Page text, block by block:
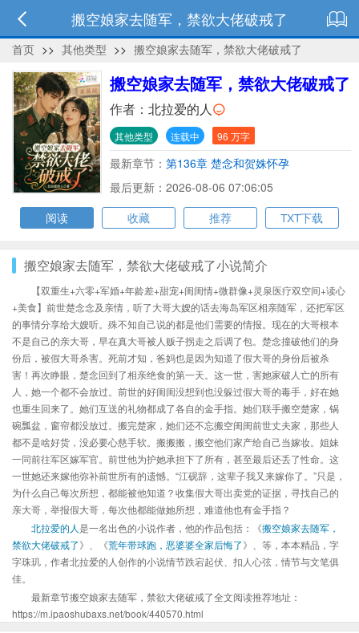
搬空娘家去随军，禁欲大佬破戒了
首页 >> 其他类型 >> 搬空娘家去随军，禁欲大佬破戒了
搬空娘家去随军，禁欲大佬破戒了
作者： 北拉爱的人
其他类型 连载中 96 万字
最新章节： 第136章 楚念和贺姝怀孕
最后更新：2026-08-06 07:06:05
阅读
收藏 推荐 TXT下载
搬空娘家去随军，禁欲大佬破戒了小说简介
【双重生+六零+军婚+年龄差+甜宠+闺闺情+微群像+灵泉医疗双空间+读心
+美食】前世楚念念及亲情，听了大哥大嫂的话去海岛军区相亲随军，还把军区
的事情分享给大嫂听。殊不知自己说的都是他们需要的情报。现在的大哥根本
不是自己的亲大哥，早在真大哥被人贩子拐走之后调了包。楚念撞破他们的身
份后，被假大哥杀害。死前才知，爸妈也是因为知道了假大哥的身份后被杀
害！再次睁眼，楚念回到了相亲绝食的第一天。这一世，害她家破人亡的所有
人，她一个都不会放过。前世的好闺闺没想到也没躲过假大哥的毒手，好在她
也重生回来了。她们互送的礼物都成了各自的金手指。她们联手搬空楚家，锅
碗瓢盆，窗帘都没放过。搬完楚家，她们还不忘搬空闺闺前世丈夫家，那些人
都不是啥好货，没必要心慈手软。搬搬搬，搬空他们家产给自己当嫁妆。姐妹
一同前往军区嫁军官。前世他为护她承担下了所有，甚至最后还丢了性命。这
一世她还来嫁他弥补前世所有的遗憾。“江砚辞，这辈子我又来嫁你了。”只是，
为什么自己每次所想，都能被他知道？收集假大哥出卖党的证据，寻找自己的
亲大哥，举报假大哥，每次他都能做她所想，难道他也有金手指？
北拉爱的人是一名出色的小说作者，他的作品包括：《搬空娘家去随军，
禁欲大佬破戒了》、《荒年带球跑，恶婆婆全家后悔了》、等，本本精品，字
字珠玑，作者北拉爱的人创作的小说情节跌宕起伏、扣人心弦，情节与文笔俱
佳。
最新章节搬空娘家去随军，禁欲大佬破戒了全文阅读推荐地址：
https://m.ipaoshubaxs.net/book/440570.html